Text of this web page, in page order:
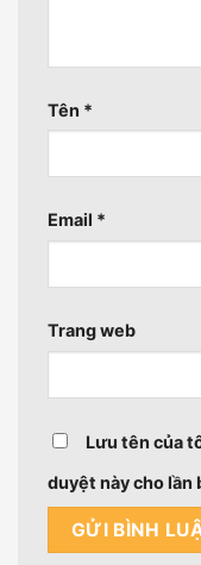
Tên *
Email *
Trang web
Lưu tên của
duyệt này cho lần